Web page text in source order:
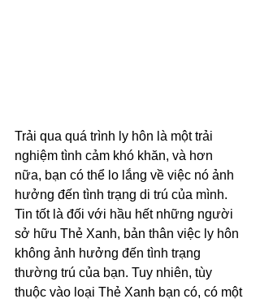
Trải qua quá trình ly hôn là một trải
nghiệm tình cảm khó khăn, và hơn
nữa, bạn có thể lo lắng về việc nó ảnh
hưởng đến tình trạng di trú của mình.
Tin tốt là đối với hầu hết những người
sở hữu Thẻ Xanh, bản thân việc ly hôn
không ảnh hưởng đến tình trạng
thường trú của bạn. Tuy nhiên, tùy
thuộc vào loại Thẻ Xanh bạn có, có một